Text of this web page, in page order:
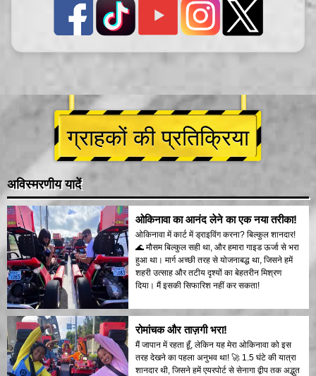
ग्राहकों की प्रतिक्रिया
अविस्मरणीय यादें
ओकिनावा का आनंद लेने का एक नया तरीका!
ओकिनावा में कार्ट में ड्राइविंग करना? बिल्कुल शानदार!
🌊 मौसम बिल्कुल सही था, और हमारा गाइड ऊर्जा से भरा
हुआ था। मार्ग अच्छी तरह से योजनाबद्ध था, जिसने हमें
शहरी उत्साह और तटीय दृश्यों का बेहतरीन मिश्रण
दिया। मैं इसकी सिफारिश नहीं कर सकता!
रोमांचक और ताज़गी भरा!
मैं जापान में रहता हूँ, लेकिन यह मेरा ओकिनावा को इस
तरह देखने का पहला अनुभव था! 🚀 1.5 घंटे की यात्रा
शानदार थी, जिसने हमें एयरपोर्ट से सेनागा द्वीप तक अद्भुत